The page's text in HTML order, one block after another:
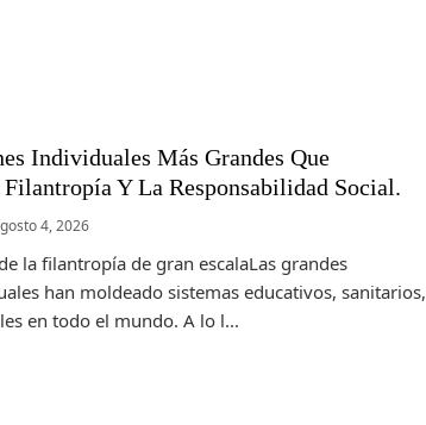
Individuales Más Grandes Que
Y La Responsabilidad Social.
4, 2026
la filantropía de gran escalaLas grandes
han moldeado sistemas educativos, sanitarios,
en todo el mundo. A lo l...